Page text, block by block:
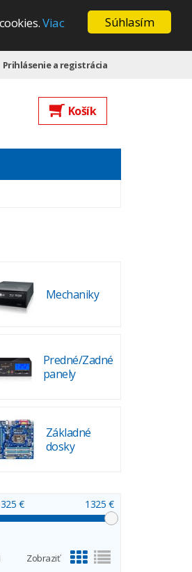
Súhlasím
Viac
Prihlásenie a registrácia
Košík
Mechaniky
Predné/Zadné
panely
Základné
dosky
€ 1325 €
Zobraziť